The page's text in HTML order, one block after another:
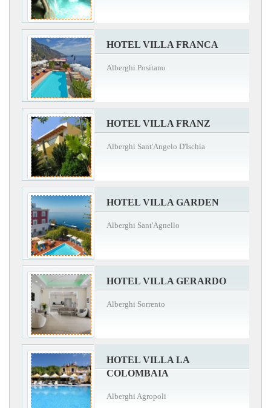
HOTEL VILLA FRANCA
Alberghi Positano
HOTEL VILLA FRANZ
Alberghi Sant'Angelo D'Ischia
HOTEL VILLA GARDEN
Alberghi Sant'Agnello
HOTEL VILLA GERARDO
Alberghi Sorrento
HOTEL VILLA LA
COLOMBAIA
Alberghi Agropoli